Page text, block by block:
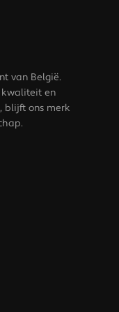
van België.
kwaliteit en
blijft ons merk